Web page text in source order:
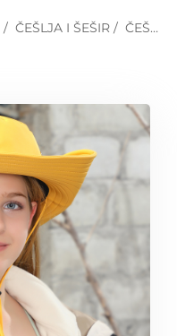
/ ČEŠLJA I ŠEŠIR / ČEŠLJA KAPICA